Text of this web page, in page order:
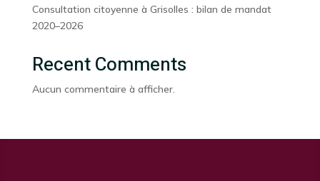
Consultation citoyenne à Grisolles : bilan de mandat
2020–2026
Recent Comments
Aucun commentaire à afficher.